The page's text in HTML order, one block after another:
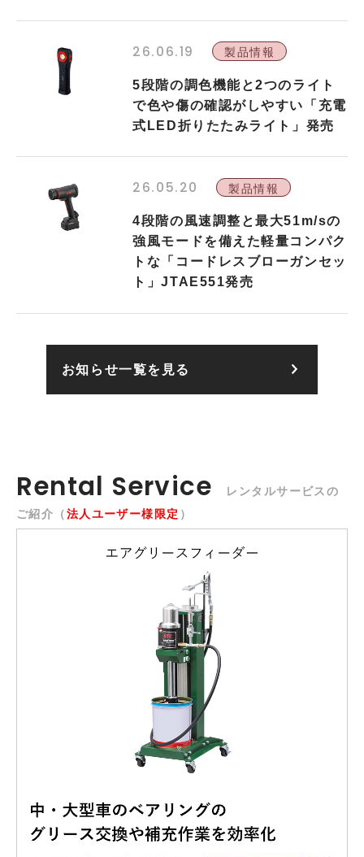
26.06.19 製品情報
5段階の調色機能と2つのライト
で色や傷の確認がしやすい「充電
式LED折りたたみライト」発売
26.05.20 製品情報
4段階の風速調整と最大51m/sの
強風モードを備えた軽量コンパク
トな「コードレスブローガンセッ
ト」JTAE551発売
お知らせ一覧を見る
Rental Service
レンタルサービスの
ご紹介（法人ユーザー様限定 ）